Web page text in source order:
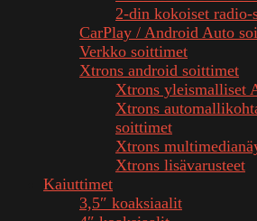
2-din kokoiset radio-
CarPlay / Android Auto
Verkko soittimet
Xtrons android soittimet
Xtrons yleismalliset
Xtrons
soittimet
Xtrons
Xtrons lisävarusteet
Kaiuttimet
3,5″ koaksiaalit